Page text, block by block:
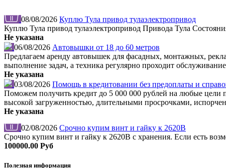
08/08/2026 Куплю Тула привод тулаэлектропривод
Куплю Тула привод тулаэлектропривод Привода Тула
Не указана
06/08/2026 Автовышки от 18 до 60 метров
Предлагаем аренду автовышек для фасадных, монтажных,
выполнение задач, а техника регулярно проходит
Не указана
03/08/2026 Помощь в кредитовании без предоплаты и
Поможем получить кредит до 5 000 000 рублей на любые цели
высокой загруженностью, длительными просрочками,
Не указана
02/08/2026 Срочно купим винт и гайку к 2620В
Срочно купим винт и гайку к 2620В с хранения. Если есть
100000.00 Руб
Полезная информация